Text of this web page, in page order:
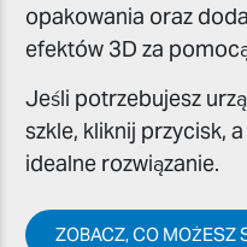
opakowania oraz
efektów 3D za
Jeśli potrzebujesz
szkle, kliknij przycisk,
idealne rozwiązanie.
ZOBACZ, CO MOŻESZ